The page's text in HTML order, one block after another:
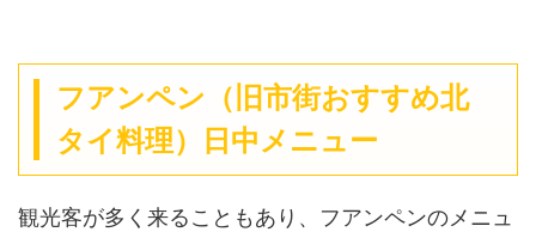
フアンペン（旧市街おすすめ北
タイ料理）日中メニュー
観光客が多く来ることもあり、フアンペンのメニュ